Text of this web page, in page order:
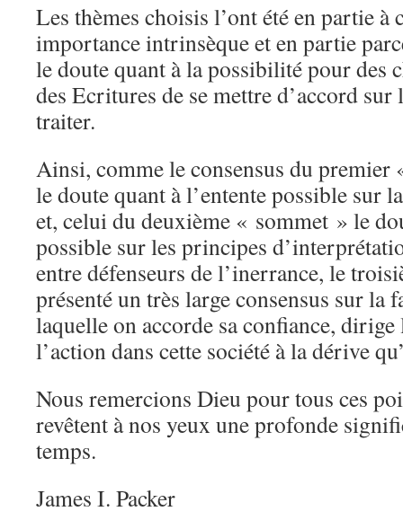
Les thèmes choisis l’ont été en partie à
importance intrinsèque et en partie
le doute quant à la possibilité pour des
des Ecritures de se mettre d’accord sur
traiter.
Ainsi, comme le consensus du premier
le doute quant à l’entente possible sur
et, celui du deuxième « sommet » le
possible sur les principes
entre défenseurs de l’inerrance, le
présenté un très large consensus sur la
laquelle on accorde sa confiance,
l’action dans cette société à la dérive
Nous remercions Dieu pour tous ces
revêtent à nos yeux une profonde
temps.
James I. Packer